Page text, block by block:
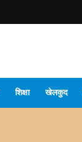
शिक्षा खेलकुद